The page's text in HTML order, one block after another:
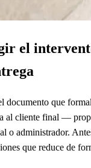
el
documento que
al cliente final —
o administrador.
que reduce de